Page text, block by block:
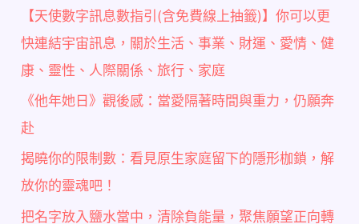
【天使數字訊息數指引(含免費線上抽籤)】你可以更
快連結宇宙訊息，關於生活、事業、財運、愛情、健
康、靈性、人際關係、旅行、家庭
《他年她日》觀後感：當愛隔著時間與重力，仍願奔
赴
揭曉你的限制數：看見原生家庭留下的隱形枷鎖，解
放你的靈魂吧！
把名字放入鹽水當中，清除負能量，聚焦願望正向轉